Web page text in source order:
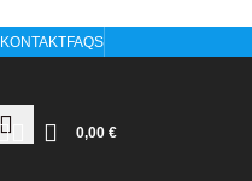
KONTAKTFAQS
0,00 €